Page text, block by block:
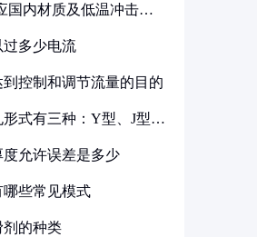
国内材质及低温冲击要
多少电流
控制和调节流量的目的
式有三种：Y型、J型、
允许误差是多少
些常见模式
的种类